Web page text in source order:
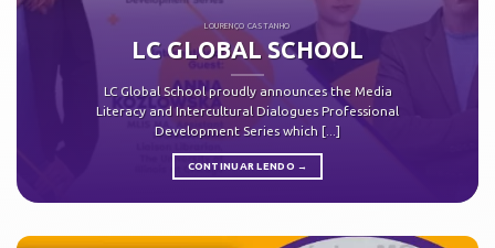
LOURENÇO CASTANHO
LC GLOBAL SCHOOL
LC Global School proudly announces the Media
Literacy and Intercultural Dialogues Professional
Development Series which [...]
CONTINUAR LENDO →